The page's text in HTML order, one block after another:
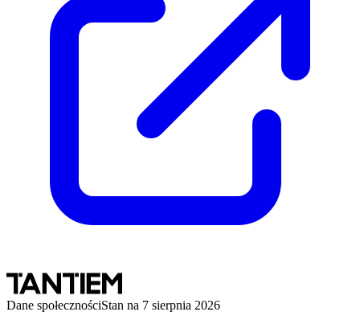
Dane społecznościStan na 7 sierpnia 2026